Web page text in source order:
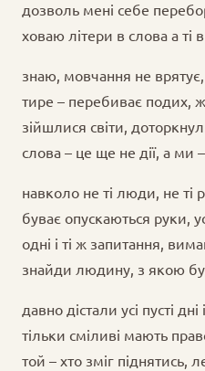
дозволь мені себе
ховаю літери в слова а ті
знаю, мовчання не
тире – перебиває подих,
зійшлися світи,
слова – це ще не дії, а ми
навколо не ті люди, не ті
буває опускаються руки,
одні і ті ж запитання,
знайди людину, з якою
давно дістали усі пусті
тільки сміливі мають
той – хто зміг піднятись,